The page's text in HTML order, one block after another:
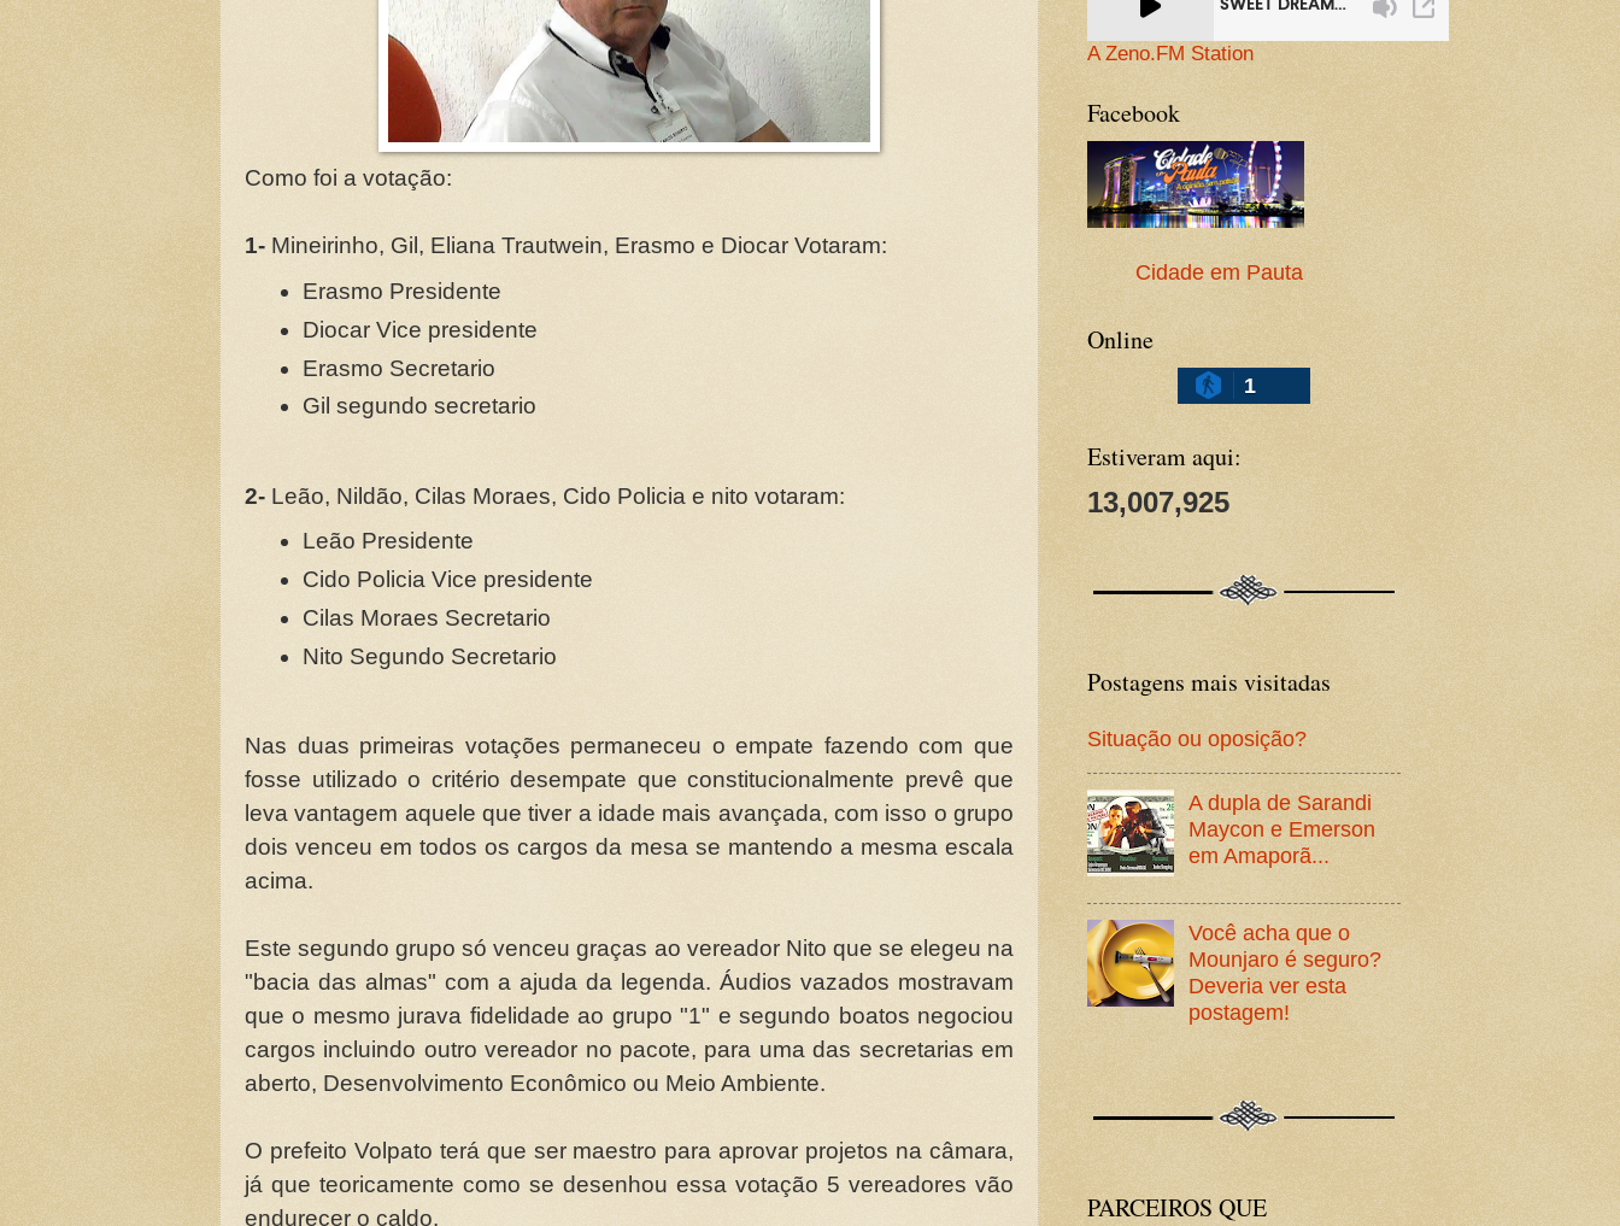
Como foi a votação:
1- Mineirinho, Gil, Eliana Trautwein, Erasmo e Diocar Votaram:
Erasmo Presidente
Diocar Vice presidente
Erasmo Secretario
Gil segundo secretario
2- Leão, Nildão, Cilas Moraes, Cido Policia e nito votaram:
Leão Presidente
Cido Policia Vice presidente
Cilas Moraes Secretario
Nito Segundo Secretario
Nas duas primeiras votações permaneceu o empate fazendo com que
fosse utilizado o critério desempate que constitucionalmente prevê que
leva vantagem aquele que tiver a idade mais avançada, com isso o grupo
dois venceu em todos os cargos da mesa se mantendo a mesma escala
acima.
Este segundo grupo só venceu graças ao vereador Nito que se elegeu na
"bacia das almas" com a ajuda da legenda. Áudios vazados mostravam
que o mesmo jurava fidelidade ao grupo "1" e segundo boatos negociou
cargos incluindo outro vereador no pacote, para uma das secretarias em
aberto, Desenvolvimento Econômico ou Meio Ambiente.
O prefeito Volpato terá que ser maestro para aprovar projetos na câmara,
já que teoricamente como se desenhou essa votação 5 vereadores vão
endurecer o caldo.
A Zeno.FM Station
Facebook
Cidade em Pauta
Online
1
Estiveram aqui:
13,007,925
Postagens mais visitadas
Situação ou oposição?
A dupla de Sarandi
Maycon e Emerson
em Amaporã...
Você acha que o
Mounjaro é seguro?
Deveria ver esta
postagem!
PARCEIROS QUE